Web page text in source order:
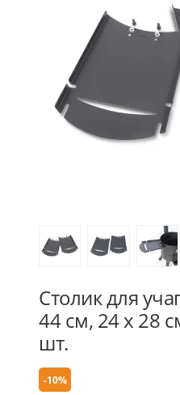
Столик для
44 см, 24 x 28
шт.
-10%